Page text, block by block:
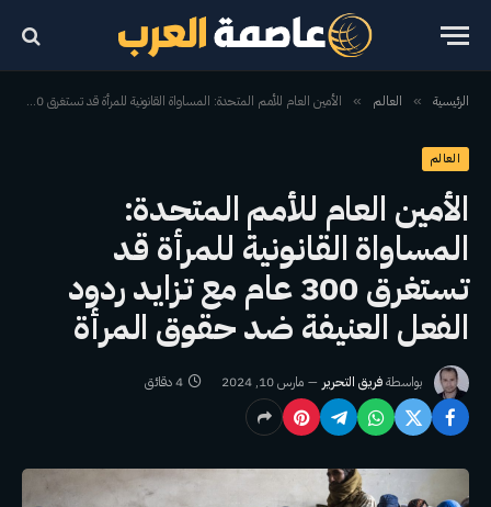
الرئيسية » العالم » الأمين العام للأمم المتحدة: المساواة القانونية للمرأة قد تستغرق 300 عام مع تزايد ردود الفعل العنيفة ضد حقوق المرأة
العالم
الأمين العام للأمم المتحدة:
المساواة القانونية للمرأة قد
تستغرق 300 عام مع تزايد ردود
الفعل العنيفة ضد حقوق المرأة
بواسطةفريق التحرير مارس 10, 2024 4 دقائق